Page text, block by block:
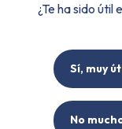
¿Te ha sido útil
Sí, muy
No